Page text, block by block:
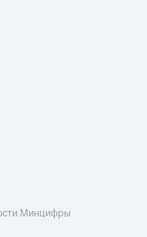
Минцифры